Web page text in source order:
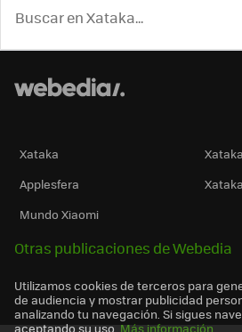
Xataka
Applesfera
Mundo Xiaomi
Otras publicaciones de Webedia
Utilizamos cookies de terceros para
de audiencia y mostrar publicidad
analizando tu navegación. Si sigues
aceptando su uso. Más información